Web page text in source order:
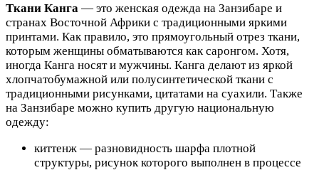
Ткани Канга — это женская одежда на Занзибаре и
странах Восточной Африки с традиционными яркими
принтами. Как правило, это прямоугольный отрез ткани,
которым женщины обматываются как саронгом. Хотя,
иногда Канга носят и мужчины. Канга делают из яркой
хлопчатобумажной или полусинтетической ткани с
традиционными рисунками, цитатами на суахили. Также
на Занзибаре можно купить другую национальную
одежду:
киттенж — разновидность шарфа плотной
структуры, рисунок которого выполнен в процессе